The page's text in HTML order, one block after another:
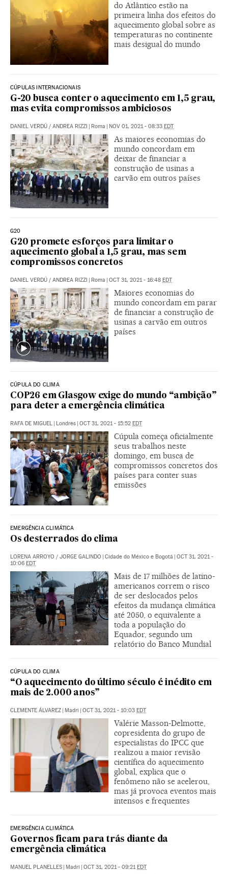
do Atlântico estão na
primeira linha dos efeitos do
aquecimento global sobre as
temperaturas no continente
mais desigual do mundo
CÚPULAS INTERNACIONAIS
G-20 busca conter o aquecimento em 1,5 grau,
mas evita compromissos ambiciosos
DANIEL VERDÚ / ANDREA RIZZI | Roma | NOV 01, 2021 - 08:33 EDT
As maiores economias do
mundo concordam em
deixar de financiar a
construção de usinas a
carvão em outros países
G20
G20 promete esforços para limitar o
aquecimento global a 1,5 grau, mas sem
compromissos concretos
DANIEL VERDÚ / ANDREA RIZZI | Roma | OCT 31, 2021 - 16:48 EDT
Maiores economias do
mundo concordam em parar
de financiar a construção de
usinas a carvão em outros
países
CÚPULA DO CLIMA
COP26 em Glasgow exige do mundo “ambição”
para deter a emergência climática
RAFA DE MIGUEL | Londres | OCT 31, 2021 - 15:52 EDT
Cúpula começa oficialmente
seus trabalhos neste
domingo, em busca de
compromissos concretos dos
países para conter suas
emissões
EMERGÊNCIA CLIMÁTICA
Os desterrados do clima
LORENA ARROYO / JORGE GALINDO | Cidade do México e Bogotá | OCT 31, 2021 -
10:06 EDT
Mais de 17 milhões de latino-
americanos correm o risco
de ser deslocados pelos
efeitos da mudança climática
até 2050, o equivalente a
toda a população do
Equador, segundo um
relatório do Banco Mundial
CÚPULA DO CLIMA
“O aquecimento do último século é inédito em
mais de 2.000 anos”
CLEMENTE ÁLVAREZ | Madri | OCT 31, 2021 - 10:03 EDT
Valérie Masson-Delmotte,
copresidenta do grupo de
especialistas do IPCC que
realizou a maior revisão
científica do aquecimento
global, explica que o
fenômeno não se acelerou,
mas já provoca eventos mais
intensos e frequentes
EMERGÊNCIA CLIMÁTICA
Governos ficam para trás diante da
emergência climática
MANUEL PLANELLES | Madri | OCT 31, 2021 - 09:21EDT